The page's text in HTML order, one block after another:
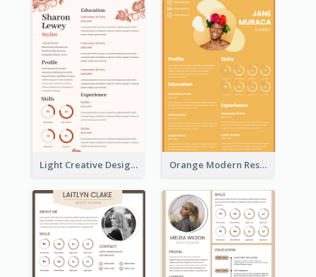
Light Creative Designer Resume Orange Modern Resume